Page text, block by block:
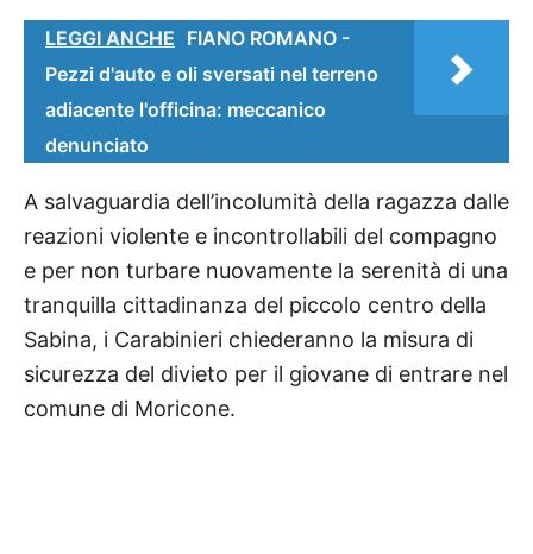
LEGGI ANCHE FIANO ROMANO -
Pezzi d'auto e oli sversati nel terreno
adiacente l'officina: meccanico
denunciato
A salvaguardia dell’incolumità della ragazza dalle
reazioni violente e incontrollabili del compagno
e per non turbare nuovamente la serenità di una
tranquilla cittadinanza del piccolo centro della
Sabina, i Carabinieri chiederanno la misura di
sicurezza del divieto per il giovane di entrare nel
comune di Moricone.